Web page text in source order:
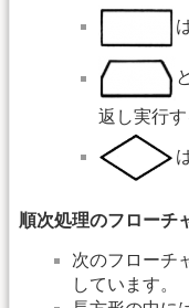
と
返し実行す
順次処理のフローチ
次のフローチ
しています。